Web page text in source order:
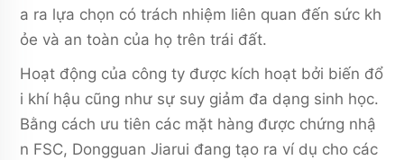
a ra lựa chọn có trách nhiệm liên quan đến sức kh
ỏe và an toàn của họ trên trái đất.
Hoạt động của công ty được kích hoạt bởi biến đổ
i khí hậu cũng như sự suy giảm đa dạng sinh học.
Bằng cách ưu tiên các mặt hàng được chứng nhậ
n FSC, Dongguan Jiarui đang tạo ra ví dụ cho các